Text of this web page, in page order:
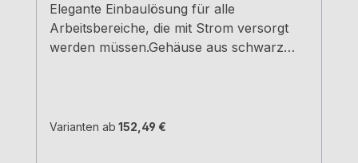
Elegante Einbaulösung für alle
Arbeitsbereiche, die mit Strom versorgt
werden müssen.Gehäuse aus schwarz
mm NetzanschlussleitungEinbautiefe 68
Varianten ab 152,49 €